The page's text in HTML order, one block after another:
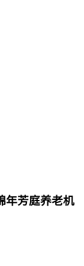
年芳庭养老机